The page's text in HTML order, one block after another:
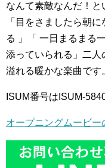
なんて素敵なんだ！と
「目をさましたら朝
る 」「 一日まるまる
添っていられる」二
溢れる暖かな楽曲です
ISUM番号はISUM-
オープニングムービ